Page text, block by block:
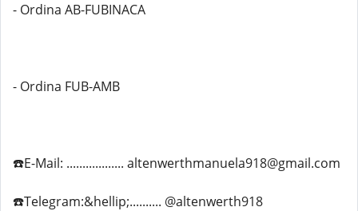
- Ordina AB-FUBINACA
- Ordina FUB-AMB
☎️E-Mail: .................. altenwerthmanuela918@gmail.com
☎️Telegram:&hellip;.......... @altenwerth918